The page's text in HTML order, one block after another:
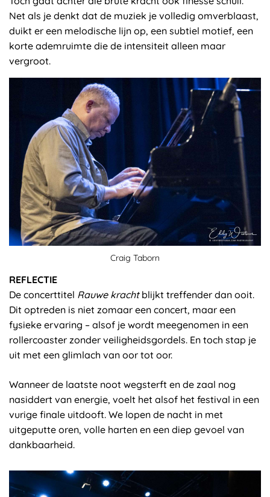
Net als je denkt dat de muziek je volledig omverblaast,
duikt er een melodische lijn op, een subtiel motief, een
korte ademruimte die de intensiteit alleen maar
vergroot.
Craig Taborn
REFLECTIE
De concerttitel Rauwe krachtblijkt treffender dan ooit.
Dit optreden is niet zomaar een concert, maar een
fysieke ervaring – alsof je wordt meegenomen in een
rollercoaster zonder veiligheidsgordels. En toch stap je
uit met een glimlach van oor tot oor.
Wanneer de laatste noot wegsterft en de zaal nog
nasiddert van energie, voelt het alsof het festival in een
vurige finale uitdooft. We lopen de nacht in met
uitgeputte oren, volle harten en een diep gevoel van
dankbaarheid.